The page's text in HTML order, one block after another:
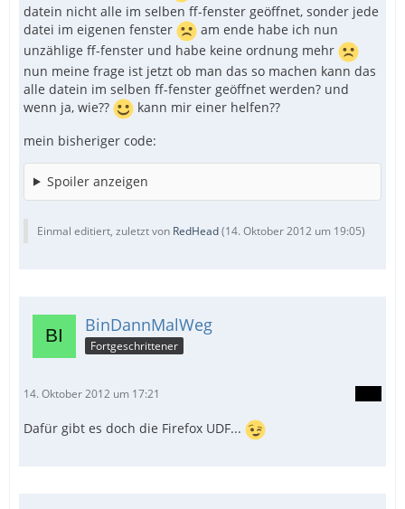
datein nicht alle im selben ff-fenster geöffnet, sonder jede
datei im eigenen fenster
am ende habe ich nun
unzählige ff-fenster und habe keine ordnung mehr
nun meine frage ist jetzt ob man das so machen kann das
alle datein im selben ff-fenster geöffnet werden? und
wenn ja, wie??
kann mir einer helfen??
mein bisheriger code:
Spoiler anzeigen
Einmal editiert, zuletzt von RedHead(14. Oktober 2012 um 19:05)
BinDannMalWeg
Fortgeschrittener
14. Oktober 2012 um 17:21
Dafür gibt es doch die Firefox UDF...